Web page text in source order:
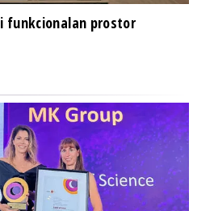
funkcionalan prostor